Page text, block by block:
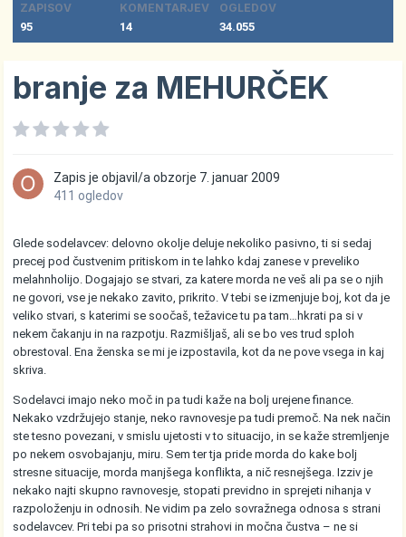
ZAPISOV
95
KOMENTARJEV
14
OGLEDOV
34.055
branje za MEHURČEK
Zapis je objavil/aobzorje 7. januar 2009
411 ogledov
Glede sodelavcev: delovno okolje deluje nekoliko pasivno, ti si sedaj
precej pod čustvenim pritiskom in te lahko kdaj zanese v preveliko
melahnholijo. Dogajajo se stvari, za katere morda ne veš ali pa se o njih
ne govori, vse je nekako zavito, prikrito. V tebi se izmenjuje boj, kot da je
veliko stvari, s katerimi se soočaš, težavice tu pa tam…hkrati pa si v
nekem čakanju in na razpotju. Razmišljaš, ali se bo ves trud sploh
obrestoval. Ena ženska se mi je izpostavila, kot da ne pove vsega in kaj
skriva.
Sodelavci imajo neko moč in pa tudi kaže na bolj urejene finance.
Nekako vzdržujejo stanje, neko ravnovesje pa tudi premoč. Na nek način
ste tesno povezani, v smislu ujetosti v to situacijo, in se kaže stremljenje
po nekem osvobajanju, miru. Sem ter tja pride morda do kake bolj
stresne situacije, morda manjšega konflikta, a nič resnejšega. Izziv je
nekako najti skupno ravnovesje, stopati previdno in sprejeti nihanja v
razpoloženju in odnosih. Ne vidim pa zelo sovražnega odnosa s strani
sodelavcev. Pri tebi pa so prisotni strahovi in močna čustva – ne si